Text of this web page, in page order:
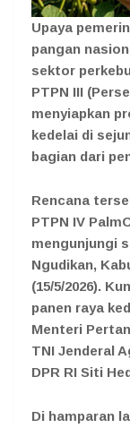
Upaya
pangan
sektor
PTPN III
menyiapkan
kedelai di
bagian dari
Rencana
PTPN IV
mengunjungi
Ngudikan,
(15/5/2026).
panen raya
Menteri
TNI Jenderal
DPR RI Siti
Di hamparan